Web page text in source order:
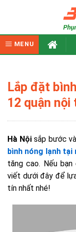
MENU
Lắp đặt
12 quận nội
Hà Nộisắp bước
bình nóng lạnh tại
tăng cao. Nếu
viết dưới đây để
tín nhất nhé!